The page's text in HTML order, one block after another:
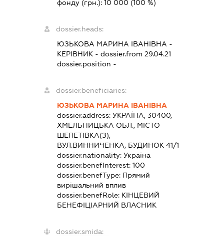
фонду (грн.): 10 000 (100 %)
dossier.heads:
ЮЗЬКОВА МАРИНА ІВАНІВНА -
КЕРІВНИК - dossier.from 29.04.21
dossier.position -
dossier.beneficiaries:
ЮЗЬКОВА МАРИНА ІВАНІВНА
dossier.address: УКРАЇНА, 30400,
ХМЕЛЬНИЦЬКА ОБЛ., МІСТО
ШЕПЕТІВКА(З),
ВУЛ.ВИННИЧЕНКА, БУДИНОК 41/1
dossier.nationality: Україна
dossier.benefInterest: 100
dossier.benefType: Прямий
вирішальний вплив
dossier.benefRole: КІНЦЕВИЙ
БЕНЕФІЦІАРНИЙ ВЛАСНИК
dossier.smida: